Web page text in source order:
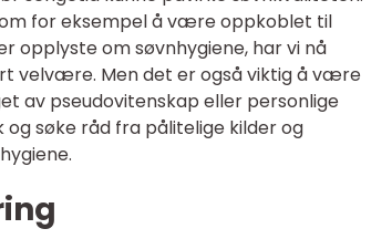
for eksempel å være oppkoblet til
opplyste om søvnhygiene, har vi nå
velvære. Men det er også viktig å være
av pseudovitenskap eller personlige
søke råd fra pålitelige kilder og